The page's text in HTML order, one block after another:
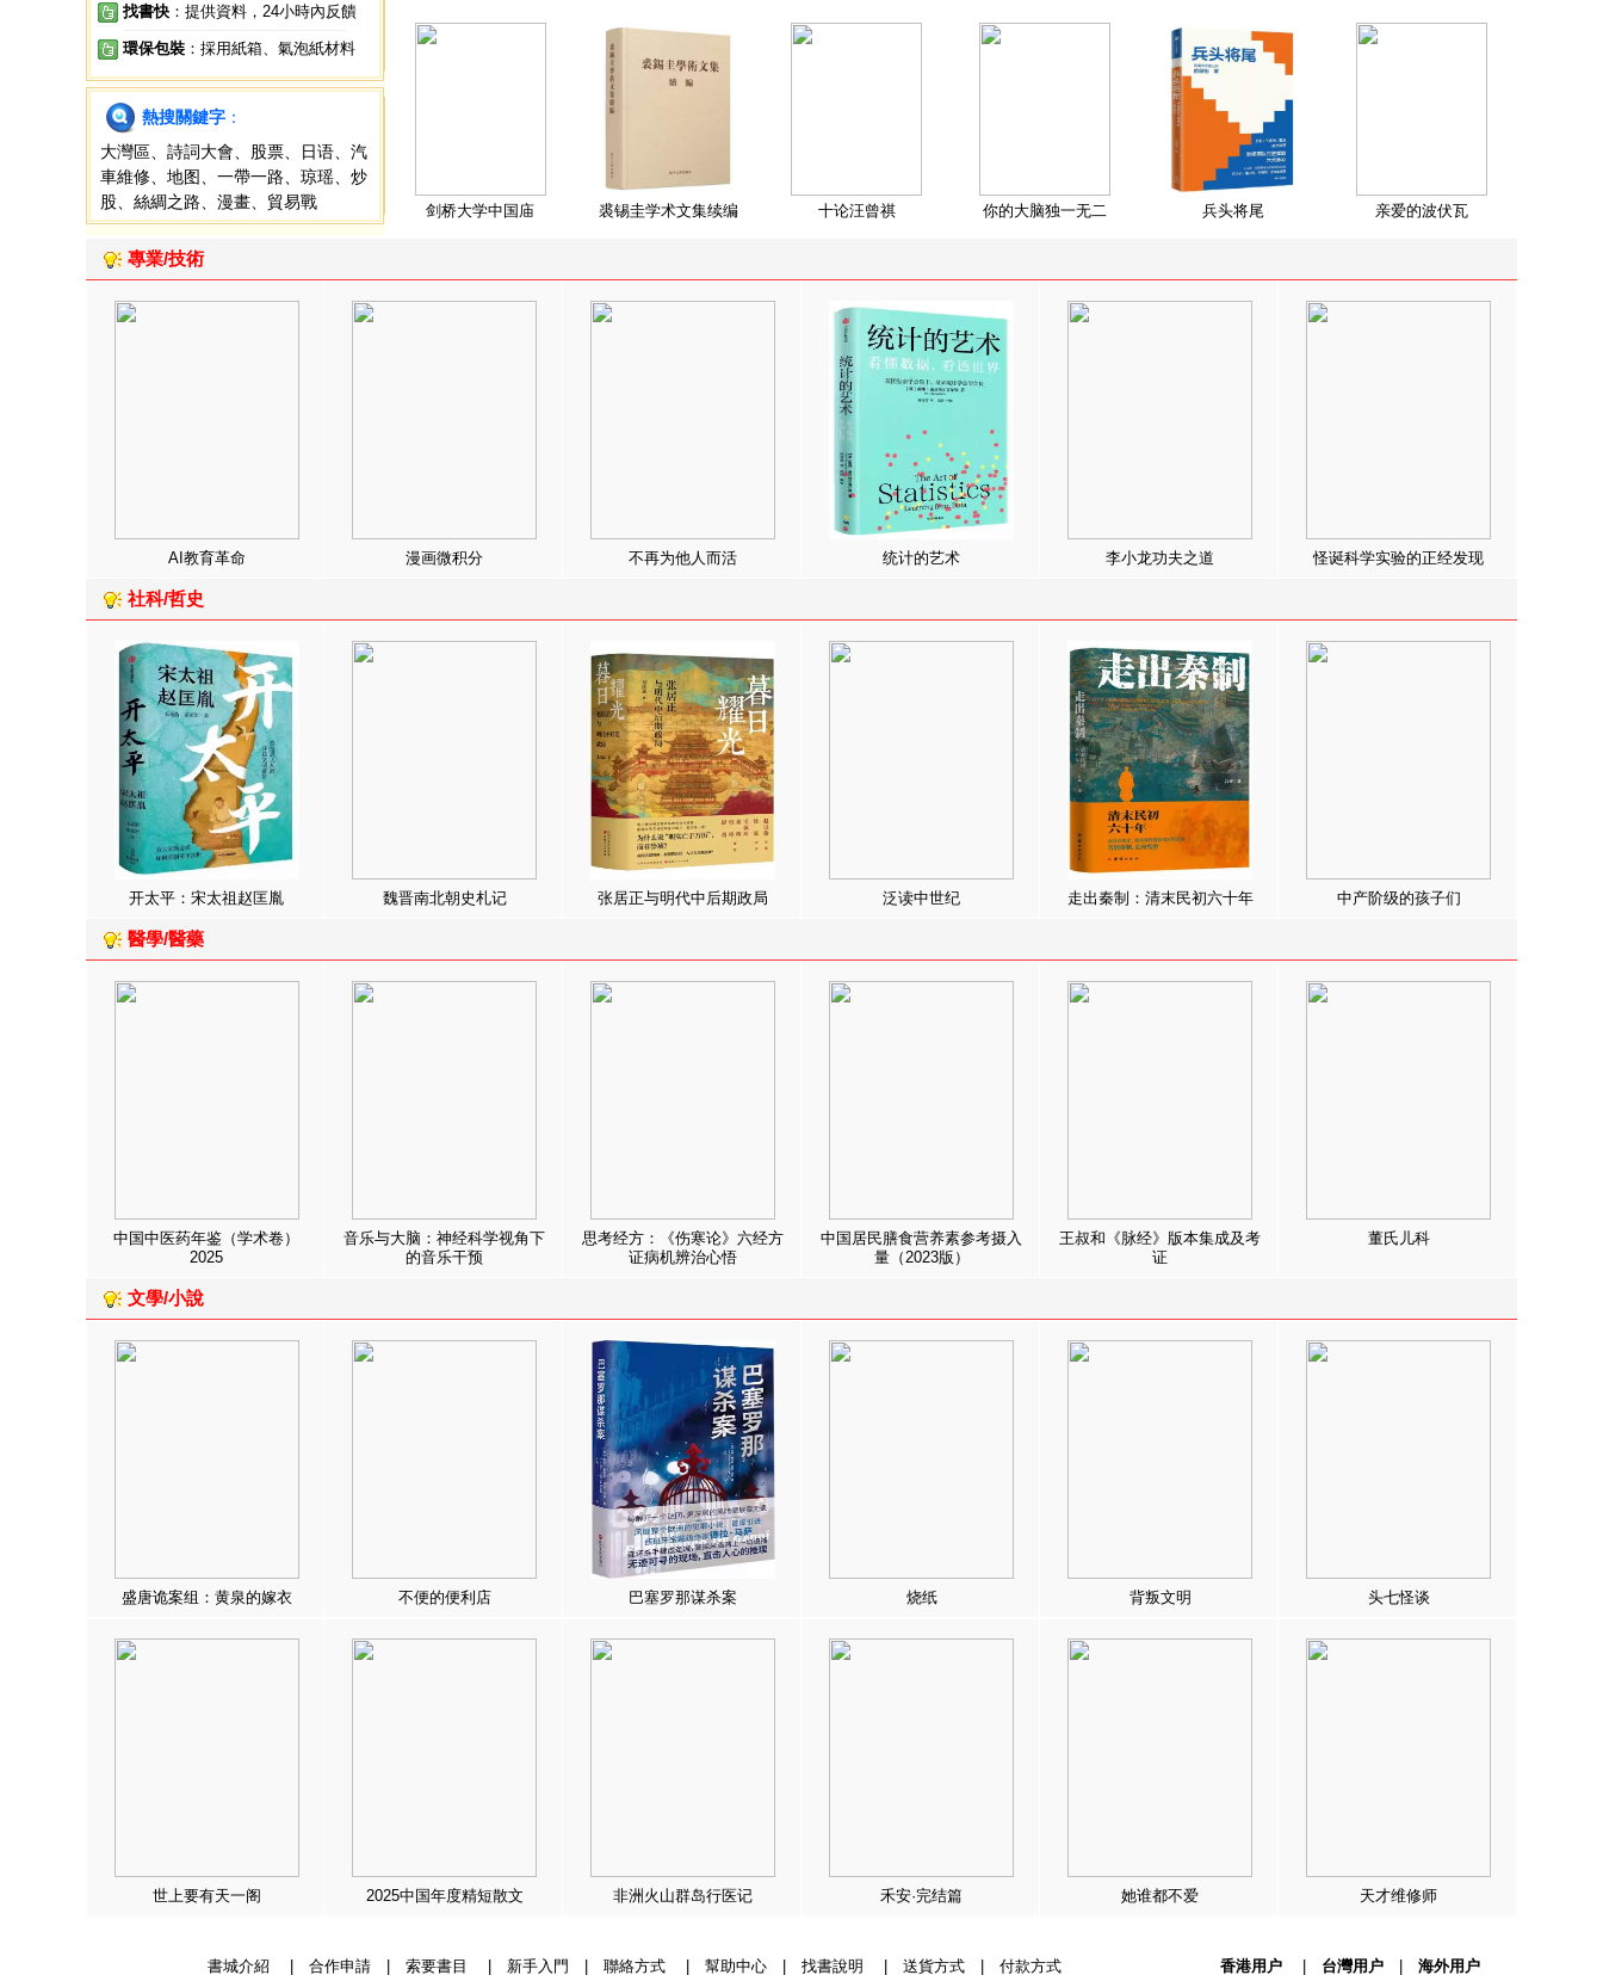
找書快 ：提供資料，24小時內反饋
環保包裝 ：採用紙箱、氣泡紙材料
熱搜關鍵字 ：
大灣區
詩詞大會 股票 日语
汽
車維修
地图 一帶一路 琼瑶
炒
股
絲綢之路 漫畫 貿易戰 剑桥大学中国庙 裘锡圭学术文集续编 十论汪曾祺 你的大脑独一无二 兵头将尾 亲爱的波伏瓦
專業/技術
AI教育革命 漫画微积分 不再为他人而活 统计的艺术 李小龙功夫之道 怪诞科学实验的正经发现
社科/哲史
开太平：宋太祖赵匡胤 魏晋南北朝史札记 张居正与明代中后期政局 泛读中世纪 走出秦制：清末民初六十年 中产阶级的孩子们
醫學/醫藥
中国中医药年鉴（学术卷）
2025
音乐与大脑：神经科学视角下
的音乐干预
思考经方：《伤寒论》六经方
证病机辨治心悟
中国居民膳食营养素参考摄入
量（2023版）
王叔和《脉经》版本集成及考
证
董氏儿科
文學/小說
盛唐诡案组：黄泉的嫁衣 不便的便利店 巴塞罗那谋杀案 烧纸 背叛文明 头七怪谈
世上要有天一阁 2025中国年度精短散文 非洲火山群岛行医记 禾安·完结篇 她谁都不爱 天才维修师
書城介紹 合作申請| 索要書目 新手入門 聯絡方式| 幫助中心| 找書說明 送貨方式| 付款方式 香港用户| 台灣用户| 海外用户